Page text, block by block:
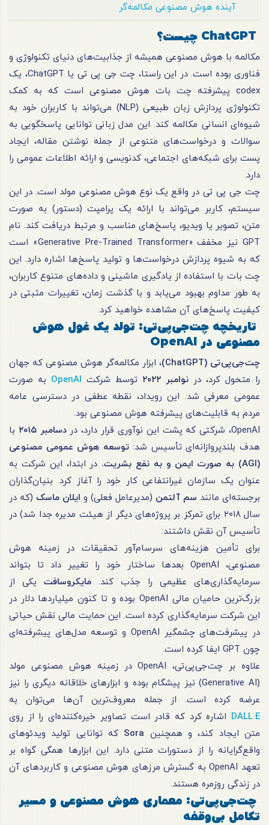
آینده هوش مصنوعی مکالمه‌گر
ChatGPT چیست؟
مکالمه با هوش مصنوعی همیشه از جذابیت‎‌های دنیای تکنولوژی و
فناوری بوده است. در این راستا، چت جی پی تی یا ChatGPT، یک
codex پیشرفته چت بات هوش مصنوعی است که به کمک
تکنولوژی پردازش زبان طبیعی (NLP) می‌تواند با کاربران خود به
شیوه‌ای انسانی مکالمه کند. این مدل زبانی توانایی پاسخگویی به
سوالات و درخواست‌های متنوعی از جمله نوشتن مقاله، ایجاد
پست برای شبکه‌های اجتماعی، کدنویسی و ارائه اطلاعات عمومی را
دارد.
چت جی پی تی در واقع یک نوع هوش مصنوعی مولد است. در این
سیستم، کاربر می‌تواند با ارائه یک پرامپت (دستور) به صورت
متن، تصویر یا ویدیو، پاسخ‌های مناسب و مرتبط دریافت کند. نام
GPT نیز مخفف «Generative Pre-Trained Transformer» است
که به شیوه پردازش درخواست‌ها و تولید پاسخ‌ها اشاره دارد. این
چت بات با استفاده از یادگیری ماشینی و داده‌های متنوع کاربران،
به طور مداوم بهبود می‌یابد و با گذشت زمان، تغییرات مثبتی در
کیفیت پاسخ‌های آن مشاهده خواهید کرد.
تاریخچه چت‌جی‌پی‌تی: تولد یک غول هوش
مصنوعی در
چت‌جی‌پی‌تی (ChatGPT)
، ابزار مکالمه‌گر هوش مصنوعی که جهان
را متحول کرد، در نوامبر ۲۰۲۲ توسط شرکت OpenAI به صورت
عمومی معرفی شد. این رویداد، نقطه عطفی در دسترسی عامه
مردم به قابلیت‌های پیشرفته هوش مصنوعی بود.
OpenAI، شرکتی که پشت این نوآوری قرار دارد، در
دسامبر۲۰۱۵ با
هدف بلندپروازانه‌ای تأسیس شد:توسعه هوش عمومی مصنوعی
(AGI)
به صورت ایمن و به نفع بشریت. در ابتدا، این شرکت به
عنوان یک سازمان غیرانتفاعی کار خود را آغاز کرد. بنیان‌گذاران
برجسته‌ای مانند سم آلتمن (مدیرعامل فعلی) و ایلان ماسک (که در
سال ۲۰۱۸ برای تمرکز بر پروژه‌های دیگر از هیئت مدیره جدا شد) در
تأسیس آن نقش داشتند.
برای تأمین هزینه‌های سرسام‌آور تحقیقات در زمینه هوش
مصنوعی، OpenAI بعدها ساختار خود را تغییر داد تا بتواند
سرمایه‌گذاری‌های عظیمی را جذب کند. مایکروسافت یکی از
بزرگ‌ترین حامیان مالی OpenAI بوده و تا کنون میلیاردها دلار در
این شرکت سرمایه‌گذاری کرده است. این حمایت مالی نقش حیاتی
در پیشرفت‌های چشمگیر OpenAI و توسعه مدل‌های پیشرفته‌ای
چون GPT ایفا کرده است.
علاوه بر چت‌جی‌پی‌تی، OpenAI در زمینه هوش مصنوعی مولد
(Generative AI) نیز پیشگام بوده و ابزارهای خلاقانه دیگری را نیز
عرضه کرده است. از جمله معروف‌ترین آن‌ها می‌توان به
DALL·E اشاره کرد که قادر است تصاویر خیره‌کننده‌ای را از روی
متن ایجاد کند، و همچنین Sora که توانایی تولید ویدئوهای
واقع‌گرایانه را از دستورات متنی دارد. این ابزارها همگی گواه بر
تعهد OpenAI به گسترش مرزهای هوش مصنوعی و کاربردهای آن
در زندگی روزمره هستند.
چت‌جی‌پی‌تی: معماری هوش مصنوعی و مسیر
تکامل بی‌وقفه